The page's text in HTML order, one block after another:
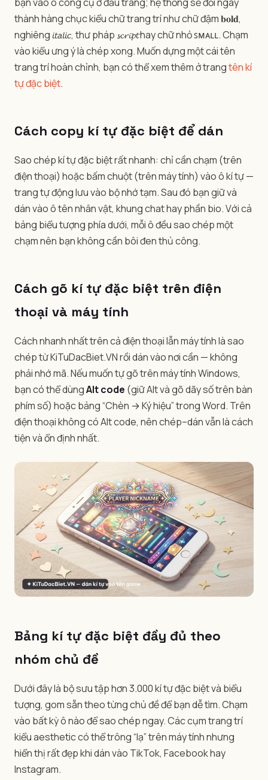
thành hàng chục kiểu chữ trang trí như chữ đậm 𝐛𝐨𝐥𝐝,
nghiêng 𝘪𝘵𝘢𝘭𝘪𝘤, thư pháp 𝓼𝓬𝓻𝓲𝓹𝓽 hay chữ nhỏ ꜱᴍᴀʟʟ. Chạm
vào kiểu ưng ý là chép xong. Muốn dựng một cái tên
trang trí hoàn chỉnh, bạn có thể xem thêm ở trangtên kí
tự đặc biệt.
Cách copy kí tự đặc biệt để dán
Sao chép kí tự đặc biệt rất nhanh: chỉ cần chạm (trên
điện thoại) hoặc bấm chuột (trên máy tính) vào ô kí tự —
trang tự động lưu vào bộ nhớ tạm. Sau đó bạn giữ và
dán vào ô tên nhân vật, khung chat hay phần bio. Với cả
bảng biểu tượng phía dưới, mỗi ô đều sao chép một
chạm nên bạn không cần bôi đen thủ công.
Cách gõ kí tự đặc biệt trên điện
thoại và máy tính
Cách nhanh nhất trên cả điện thoại lẫn máy tính là sao
chép từ KiTuDacBiet.VN rồi dán vào nơi cần — không
phải nhớ mã. Nếu muốn tự gõ trên máy tính Windows,
bạn có thể dùngAlt code (giữ Alt và gõ dãy số trên bàn
phím số) hoặc bảng “Chèn → Ký hiệu” trong Word. Trên
điện thoại không có Alt code, nên chép–dán vẫn là cách
tiện và ổn định nhất.
Bảng kí tự đặc biệt đầy đủ theo
nhóm chủ đề
Dưới đây là bộ sưu tập hơn 3.000 kí tự đặc biệt và biểu
tượng, gom sẵn theo từng chủ đề để bạn dễ tìm. Chạm
vào bất kỳ ô nào để sao chép ngay. Các cụm trang trí
kiểu aesthetic có thể trông “lạ” trên máy tính nhưng
hiển thị rất đẹp khi dán vào TikTok, Facebook hay
Instagram.